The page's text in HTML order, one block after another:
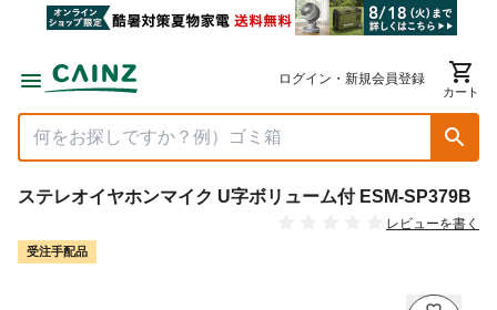
ログイン・新規会員登録
カート
ステレオイヤホンマイク U字ボリューム付 ESM-SP379B
レビューを書く
受注手配品